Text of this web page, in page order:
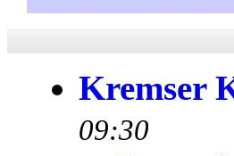
Kremser
09:30